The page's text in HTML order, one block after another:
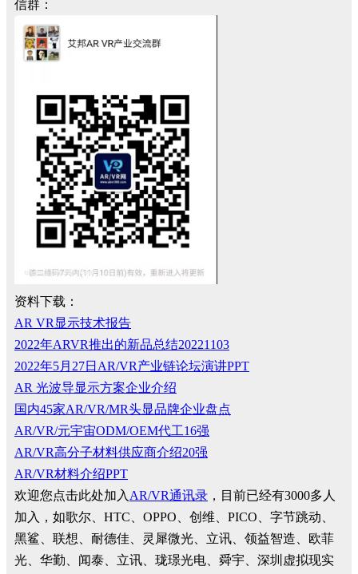
信群：
资料下载：
AR VR显示技术报告
2022年ARVR推出的新品总结20221103
2022年5月27日AR/VR产业链论坛演讲PPT
AR 光波导显示方案企业介绍
国内45家AR/VR/MR头显品牌企业盘点
AR/VR/元宇宙ODM/OEM代工16强
AR/VR高分子材料供应商介绍20强
AR/VR材料介绍PPT
欢迎您点击此处加入 AR/VR通讯录 ，目前已经有3000多人
加入，如歌尔、HTC、OPPO、创维、PICO、字节跳动、
黑鲨、联想、耐德佳、灵犀微光、立讯、领益智造、欧菲
光、华勤、闻泰、立讯、珑璟光电、舜宇、深圳虚拟现实